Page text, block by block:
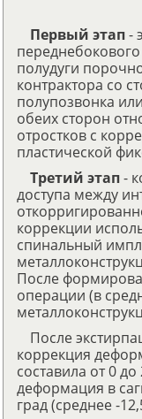
Первый этап-
полудуги
контрактора со
полупозвонка
обеих сторон
отростков с
пластической
Третий этап-
доступа между
коррекции
спинальный
После
операции (в
После
коррекция
составила от 0
деформация в
град (среднее -